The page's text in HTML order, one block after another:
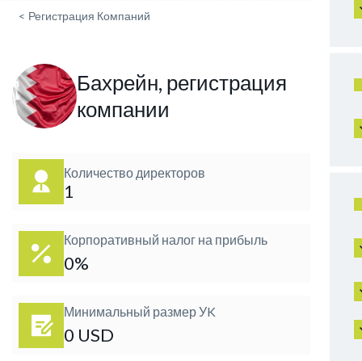
< Регистрация Компаний
Бахрейн, регистрация
компании
Количество директоров
1
Корпоративный налог на прибыль
0%
Минимальный размер УK
0 USD